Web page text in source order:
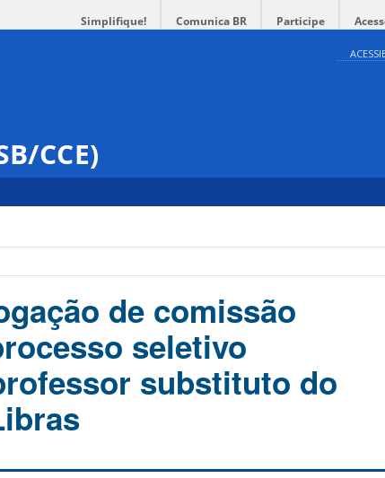
Simplifique! Comunica BR Participe
CCE)
de comissão
seletivo
substituto do